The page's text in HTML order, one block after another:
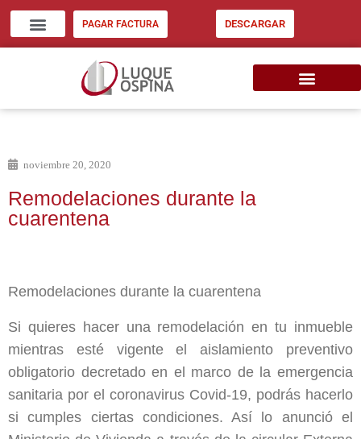
PAGAR FACTURA DESCARGAR
noviembre 20, 2020
Remodelaciones durante la
cuarentena
Remodelaciones durante la cuarentena
Si quieres hacer una remodelación en tu inmueble
mientras esté vigente el aislamiento preventivo
obligatorio decretado en el marco de la emergencia
sanitaria por el coronavirus Covid-19, podrás hacerlo
si cumples ciertas condiciones. Así lo anunció el